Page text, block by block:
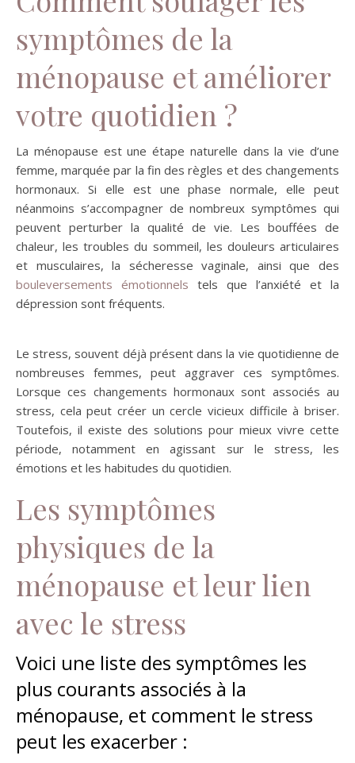
symptômes de la
ménopause et améliorer
votre quotidien ?
La ménopause est une étape naturelle dans la vie d’une
femme, marquée par la fin des règles et des changements
hormonaux. Si elle est une phase normale, elle peut
néanmoins s’accompagner de nombreux symptômes qui
peuvent perturber la qualité de vie. Les bouffées de
chaleur, les troubles du sommeil, les douleurs articulaires
et musculaires, la sécheresse vaginale, ainsi que des
bouleversements émotionnels tels que l’anxiété et la
dépression sont fréquents.
Le stress, souvent déjà présent dans la vie quotidienne de
nombreuses femmes, peut aggraver ces symptômes.
Lorsque ces changements hormonaux sont associés au
stress, cela peut créer un cercle vicieux difficile à briser.
Toutefois, il existe des solutions pour mieux vivre cette
période, notamment en agissant sur le stress, les
émotions et les habitudes du quotidien.
Les symptômes
physiques de la
ménopause et leur lien
avec le stress
Voici une liste des symptômes les
plus courants associés à la
ménopause, et comment le stress
peut les exacerber :